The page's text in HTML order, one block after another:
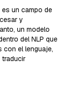
es un campo de
y
un modelo
del NLP que
con el lenguaje,
traducir